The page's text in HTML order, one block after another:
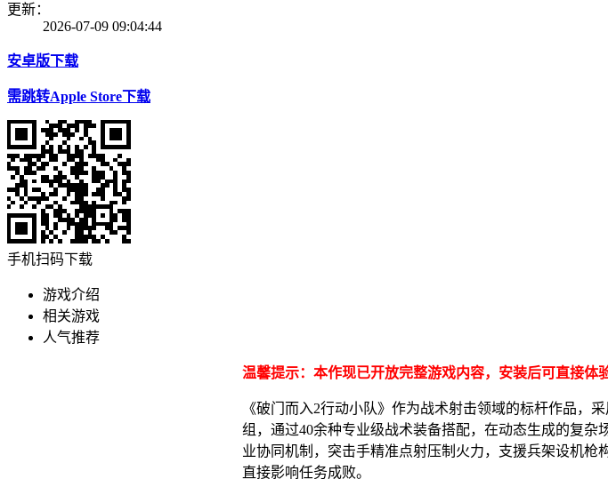
更新：
2026-07-09 09:04:44
安卓版下载
需跳转Apple Store下载
手机扫码下载
游戏介绍
相关游戏
人气推荐
温馨提示：本作现已开放完整游戏内容，安装后可直接体
《破门而入2行动小队》作为战术射击领域的标杆作品，
组，通过40余种专业级战术装备搭配，在动态生成的复
业协同机制，突击手精准点射压制火力，支援兵架设机
直接影响任务成败。